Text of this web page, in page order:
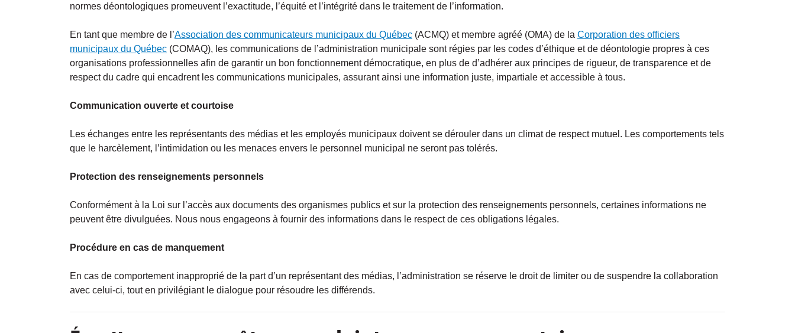
normes déontologiques promeuvent l’exactitude, l’équité et l’intégrité dans le traitement de l’information.
En tant que membre de l’Association des communicateurs municipaux du Québec (ACMQ) et membre agréé (OMA) de la Corporation des officiers
municipaux du Québec (COMAQ), les communications de l’administration municipale sont régies par les codes d’éthique et de déontologie propres à ces
organisations professionnelles afin de garantir un bon fonctionnement démocratique, en plus de d’adhérer aux principes de rigueur, de transparence et de
respect du cadre qui encadrent les communications municipales, assurant ainsi une information juste, impartiale et accessible à tous.
Communication ouverte et courtoise
Les échanges entre les représentants des médias et les employés municipaux doivent se dérouler dans un climat de respect mutuel. Les comportements tels
que le harcèlement, l’intimidation ou les menaces envers le personnel municipal ne seront pas tolérés.
Protection des renseignements personnels
Conformément à la Loi sur l’accès aux documents des organismes publics et sur la protection des renseignements personnels, certaines informations ne
peuvent être divulguées. Nous nous engageons à fournir des informations dans le respect de ces obligations légales.
Procédure en cas de manquement
En cas de comportement inapproprié de la part d’un représentant des médias, l’administration se réserve le droit de limiter ou de suspendre la collaboration
avec celui-ci, tout en privilégiant le dialogue pour résoudre les différends.